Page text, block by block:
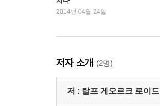
2014년 04월 24일
저자 소개 (2명)
저 : 랄프 게오르크 로이드